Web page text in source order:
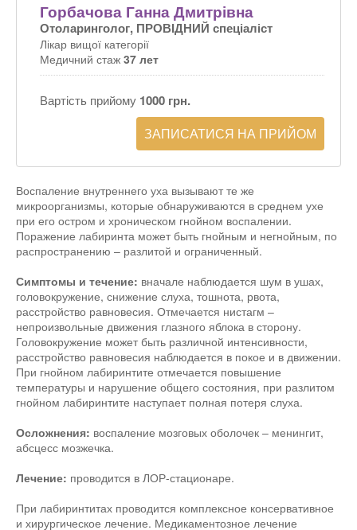
Горбачова Ганна Дмитрівна
Отоларинголог, ПРОВІДНИЙ спеціаліст
Лікар вищої категорії
Медичний стаж 37 лет
Вартість прийому 1000 грн.
ЗАПИСАТИСЯ НА ПРИЙОМ
Воспаление внутреннего уха вызывают те же
микроорганизмы, которые обнаруживаются в среднем ухе
при его остром и хроническом гнойном воспалении.
Поражение лабиринта может быть гнойным и негнойным, по
распространению – разлитой и ограниченный.
Симптомы и течение: вначале наблюдается шум в ушах,
головокружение, снижение слуха, тошнота, рвота,
расстройство равновесия. Отмечается нистагм –
непроизвольные движения глазного яблока в сторону.
Головокружение может быть различной интенсивности,
расстройство равновесия наблюдается в покое и в движении.
При гнойном лабиринтите отмечается повышение
температуры и нарушение общего состояния, при разлитом
гнойном лабиринтите наступает полная потеря слуха.
Осложнения: воспаление мозговых оболочек – менингит,
абсцесс мозжечка.
Лечение: проводится в ЛОР-стационаре.
При лабиринтитах проводится комплексное консервативное
и хирургическое лечение. Медикаментозное лечение